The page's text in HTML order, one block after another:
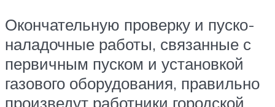
Окончательную проверку и пуско-
наладочные работы, связанные с
первичным пуском и установкой
газового оборудования, правильно
произведут работники городской